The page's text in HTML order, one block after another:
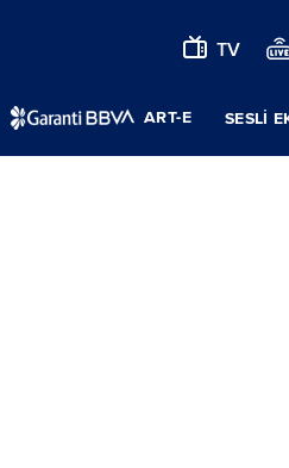
TV
ART-E SESLİ